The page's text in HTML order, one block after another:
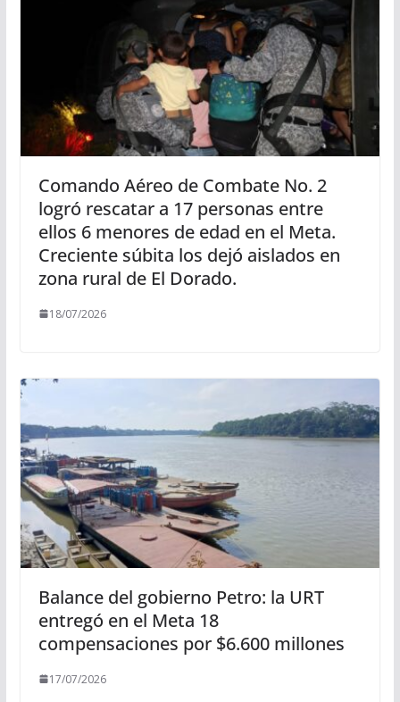
Comando Aéreo de Combate No. 2
logró rescatar a 17 personas entre
ellos 6 menores de edad en el Meta.
Creciente súbita los dejó aislados en
zona rural de El Dorado.
18/07/2026
Balance del gobierno Petro: la URT
entregó en el Meta 18
compensaciones por $6.600 millones
17/07/2026